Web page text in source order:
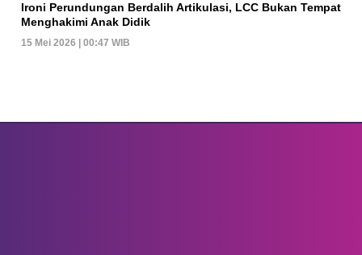
Ironi Perundungan Berdalih Artikulasi, LCC Bukan Tempat
Menghakimi Anak Didik
15 Mei 2026 | 00:47 WIB